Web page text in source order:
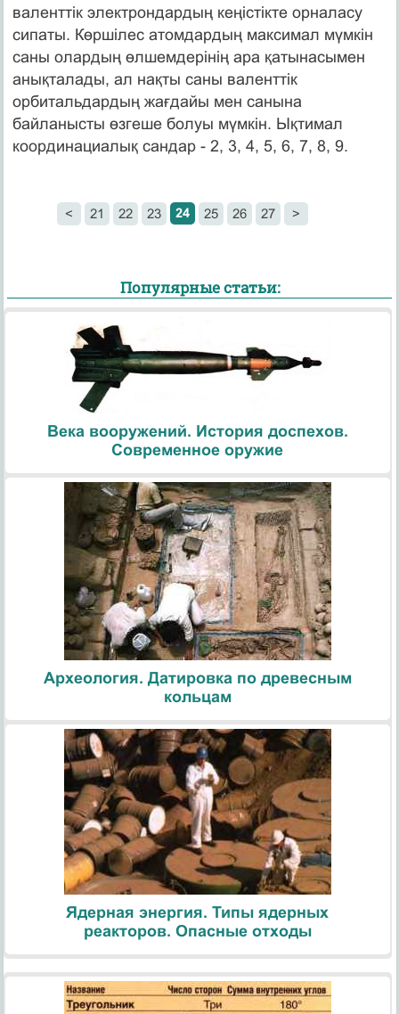
валенттік электрондардың кеңістікте орналасу
сипаты. Көршілес атомдардың максимал мүмкін
саны олардың өлшемдерінің ара қатынасымен
анықталады, ал нақты саны валенттік
орбитальдардың жағдайы мен санына
байланысты өзгеше болуы мүмкін. Ықтимал
координациалық сандар - 2, 3, 4, 5, 6, 7, 8, 9.
< 21 22 23 24 25 26 27 >
Популярные статьи:
Века вооружений. История доспехов.
Современное оружие
Археология. Датировка по древесным
кольцам
Ядерная энергия. Типы ядерных
реакторов. Опасные отходы